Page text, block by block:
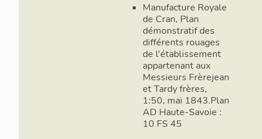
Manufacture Royale
de Cran, Plan
démonstratif des
différents rouages
de l'établissement
appartenant aux
Messieurs Frèrejean
et Tardy frères,
1:50, mai 1843.Plan
AD Haute-Savoie :
10 FS 45